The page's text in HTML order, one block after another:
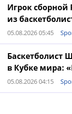
Игрок сборной
из
05.08.2026 05:45
Баскетболист
в Кубке мира:
05.08.2026 04:15